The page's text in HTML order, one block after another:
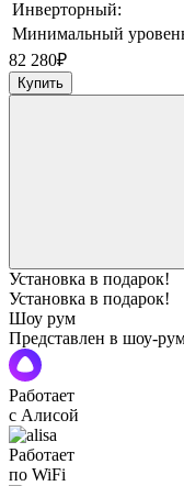
Инверторный:
Минимальный
82 280₽
Купить
Установка в подарок!
Установка в подарок!
Шоу рум
Представлен в шоу-
Работает
с Алисой
Работает
по WiFi